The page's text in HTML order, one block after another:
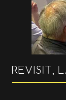
REVISIT,